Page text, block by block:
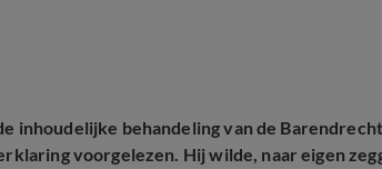
inhoudelijke behandeling van de
voorgelezen. Hij wilde, naar eigen